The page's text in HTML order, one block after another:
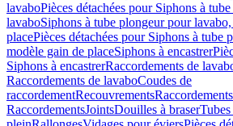
lavaboPièces détachées pour Siphons à
lavaboSiphons à tube plongeur pour
placePièces détachées pour Siphons à tube
modèle gain de placeSiphons à encastrer
Siphons à encastrerRaccordements de
Raccordements de lavaboCoudes de
raccordementRecouvrementsRaccordements
RaccordementsJointsDouilles à braser